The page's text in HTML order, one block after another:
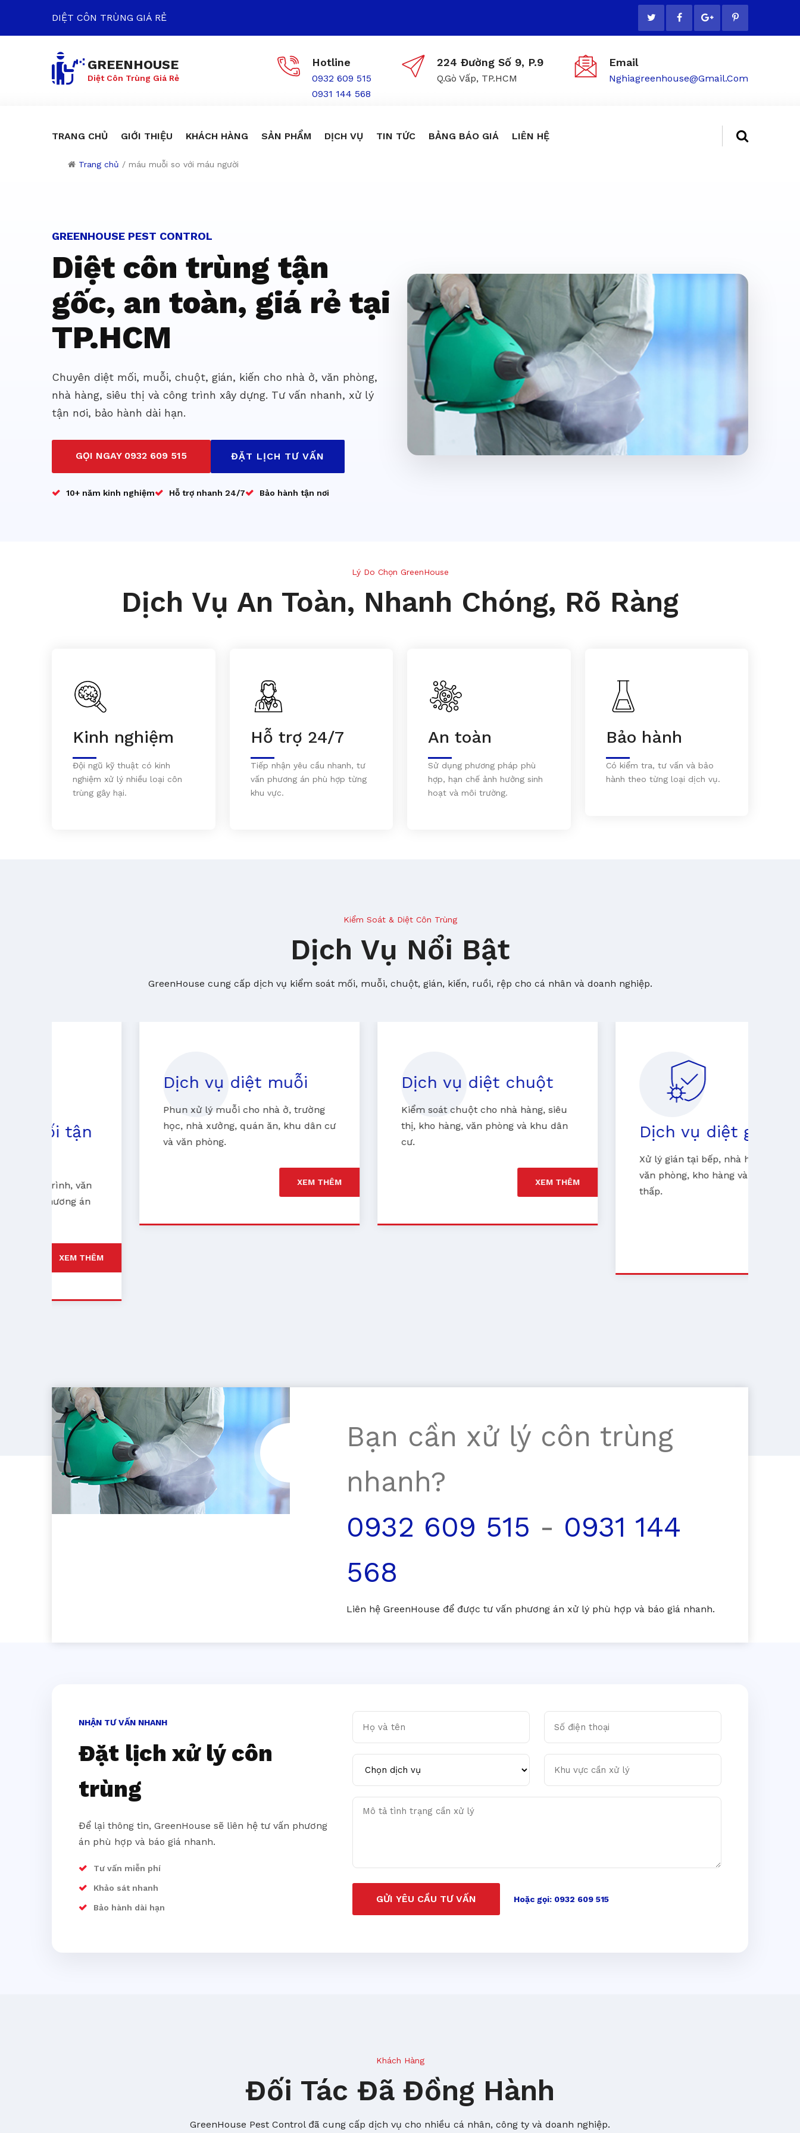
DIỆT CÔN TRÙNG GIÁ RẺ
GREENHOUSE
Diệt Côn Trùng Giá Rẻ
Hotline
0932 609 515
0931 144 568
224 Đường Số 9, P.9
Q.Gò Vấp, TP.HCM
Email
Nghiagreenhouse@gmail.com
TRANG CHỦ GIỚI THIỆU KHÁCH HÀNG SẢN PHẨM DỊCH VỤ TIN TỨC BẢNG BÁO GIÁ LIÊN HỆ
Trang chủ / máu muỗi so với máu người
GREENHOUSE PEST CONTROL
Diệt côn trùng tận
gốc, an toàn, giá rẻ tại
TP.HCM
Chuyên diệt mối, muỗi, chuột, gián, kiến cho nhà ở, văn phòng,
nhà hàng, siêu thị và công trình xây dựng. Tư vấn nhanh, xử lý
tận nơi, bảo hành dài hạn.
GỌI NGAY 0932 609 515 ĐẶT LỊCH TƯ VẤN
10+ năm kinh nghiệm Hỗ trợ nhanh 24/7 Bảo hành tận nơi
Lý Do Chọn GreenHouse
Dịch Vụ An Toàn, Nhanh Chóng, Rõ Ràng
Kinh nghiệm
Đội ngũ kỹ thuật có kinh
nghiệm xử lý nhiều loại côn
trùng gây hại.
Hỗ trợ 24/7
Tiếp nhận yêu cầu nhanh, tư
vấn phương án phù hợp từng
khu vực.
An toàn
Sử dụng phương pháp phù
hợp, hạn chế ảnh hưởng sinh
hoạt và môi trường.
Bảo hành
Có kiểm tra, tư vấn và bảo
hành theo từng loại dịch vụ.
Kiểm Soát & Diệt Côn Trùng
Dịch Vụ Nổi Bật
GreenHouse cung cấp dịch vụ kiểm soát mối, muỗi, chuột, gián, kiến, ruồi, rệp cho cá nhân và doanh nghiệp.
Dịch vụ diệt muỗi
Phun xử lý muỗi cho nhà ở, trường
học, nhà xưởng, quán ăn, khu dân cư
và văn phòng.
Dịch vụ diệt chuột
Kiểm soát chuột cho nhà hàng, siêu
thị, kho hàng, văn phòng và khu dân
Dịch vụ diệt gián
Xử lý gián tại bếp, nhà hàng, căn hộ,
văn phòng, kho hàng và khu vực ẩm
Bạn cần xử lý côn trùng
nhanh?
0932 609 515 - 0931 144
568
Liên hệ GreenHouse để được tư vấn phương án xử lý phù hợp và báo giá nhanh.
NHẬN TƯ VẤN NHANH
Đặt lịch xử lý côn
trùng
Để lại thông tin, GreenHouse sẽ liên hệ tư vấn phương
án phù hợp và báo giá nhanh.
Tư vấn miễn phí
Khảo sát nhanh
Bảo hành dài hạn
Họ và tên Số điện thoại
Chọn dịch vụ Khu vực cần xử lý
Mô tả tình trạng cần xử lý
GỬI YÊU CẦU TƯ VẤN Hoặc gọi: 0932 609 515
Khách Hàng
Đối Tác Đã Đồng Hành
GreenHouse Pest Control đã cung cấp dịch vụ cho nhiều cá nhân, công ty và doanh nghiệp.